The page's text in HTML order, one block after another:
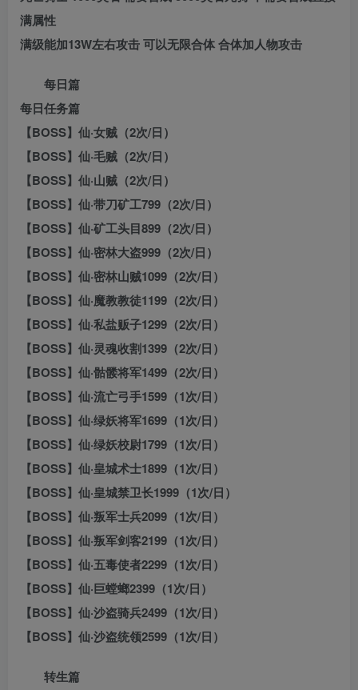
满属性
满级能加13W左右攻击 可以无限合体 合体加人物攻击
每日篇
每日任务篇
【BOSS】仙·女贼（2次/日）
【BOSS】仙·毛贼（2次/日）
【BOSS】仙·山贼（2次/日）
【BOSS】仙·带刀矿工799（2次/日）
【BOSS】仙·矿工头目899（2次/日）
【BOSS】仙·密林大盗999（2次/日）
【BOSS】仙·密林山贼1099（2次/日）
【BOSS】仙·魔教教徒1199（2次/日）
【BOSS】仙·私盐贩子1299（2次/日）
【BOSS】仙·灵魂收割1399（2次/日）
【BOSS】仙·骷髅将军1499（2次/日）
【BOSS】仙·流亡弓手1599（1次/日）
【BOSS】仙·绿妖将军1699（1次/日）
【BOSS】仙·绿妖校尉1799（1次/日）
【BOSS】仙·皇城术士1899（1次/日）
【BOSS】仙·皇城禁卫长1999（1次/日）
【BOSS】仙·叛军士兵2099（1次/日）
【BOSS】仙·叛军剑客2199（1次/日）
【BOSS】仙·五毒使者2299（1次/日）
【BOSS】仙·巨螳螂2399（1次/日）
【BOSS】仙·沙盗骑兵2499（1次/日）
【BOSS】仙·沙盗统领2599（1次/日）
转生篇